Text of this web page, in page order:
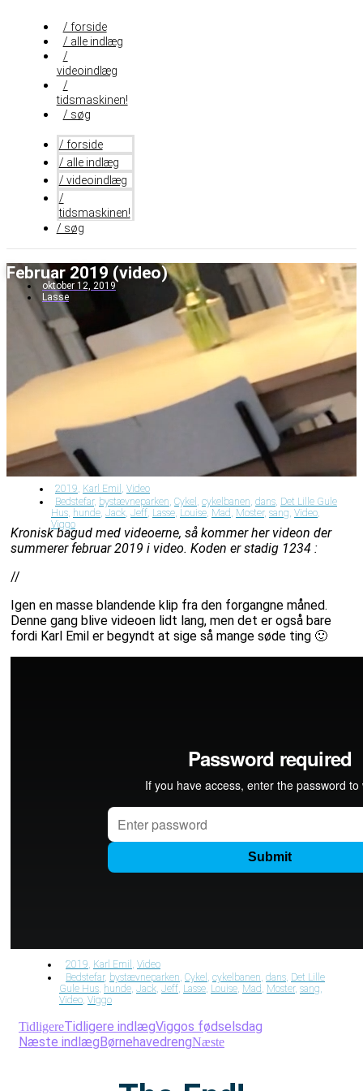
indhold
/ forside
/ alle indlæg
/
videoindlæg
/
tidsmaskinen!
/ søg
/ forside
/ alle indlæg
/ videoindlæg
/
tidsmaskinen!
/ søg
Februar 2019 (video)
oktober 12, 2019
Lasse
2019, Karl Emil , Video
Bedstefar, bystævneparken, Cykel , cykelbanen, dans, Det Lille Gule
Hus, hunde, Jack, Jeff, Lasse, Louise, Mad, Moster, sang, Video,
Viggo
Kronisk bagud med videoerne, så kommer her videon der
summerer februar 2019 i video. Koden er stadig 1234 :
//
Igen en masse blandende klip fra den forgangne måned.
Denne gang blive videoen lidt lang, men det er også bare
fordi Karl Emil er begyndt at sige så mange søde ting 🙂
2019, Karl Emil , Video
Bedstefar, bystævneparken, Cykel , cykelbanen, dans, Det Lille
Gule Hus, hunde, Jack, Jeff, Lasse, Louise, Mad, Moster, sang,
Video, Viggo
TidligereTidligere indlægViggos fødselsdag
Næste indlæg BørnehavedrengNæste